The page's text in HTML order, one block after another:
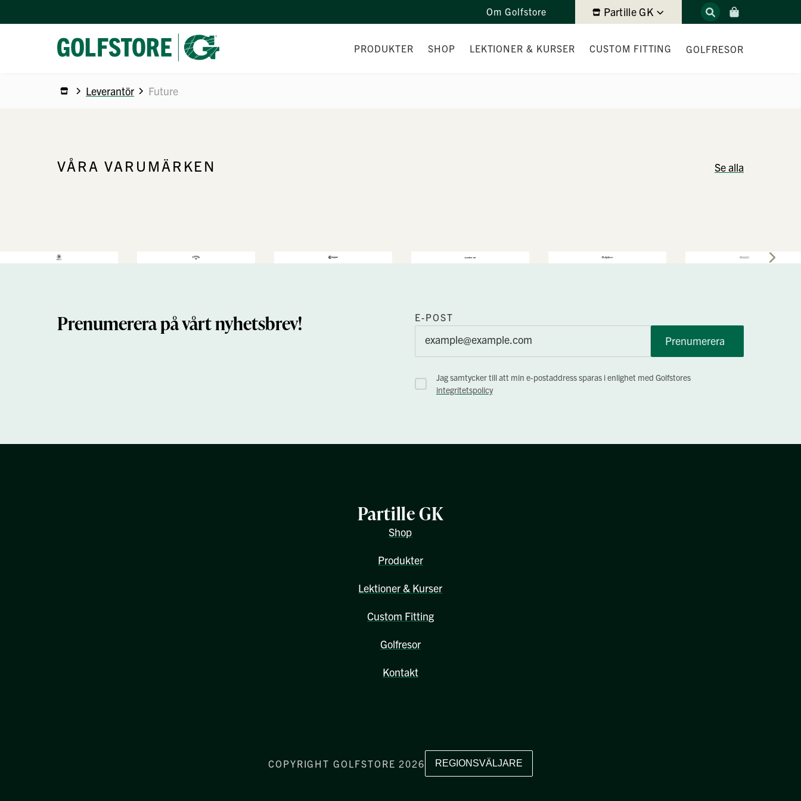
Om Golfstore Partille GK
PRODUKTER SHOP LEKTIONER & KURSER CUSTOM FITTING GOLFRESOR
Leverantör Future
VÅRA VARUMÄRKEN Se alla
Prenumerera på vårt nyhetsbrev! E-POST
Prenumerera
Jag samtycker till att min e-postaddress sparas i enlighet med Golfstores
integritetspolicy
Partille GK
Shop
Produkter
Lektioner & Kurser
Custom Fitting
Golfresor
Kontakt
COPYRIGHT GOLFSTORE 2026 REGIONSVÄLJARE